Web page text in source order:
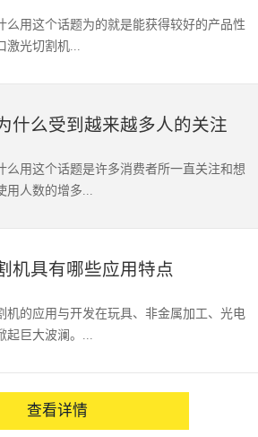
么用这个话题为的就是能获得较好的产品性
激光切割机‍...
什么受到越来越多人的关注
么用这个话题是许多消费者所一直关注和想
用人数的增多...
机具有哪些应用特点
机的应用与开发在玩具、非金属加工、光电
起巨大波澜。...
性价...
查看详情